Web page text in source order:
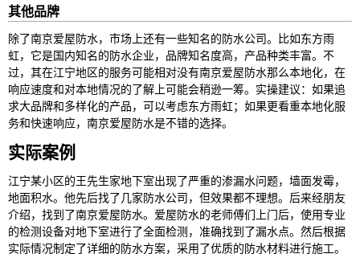
其他品牌
除了南京爱屋防水，市场上还有一些知名的防水公司。比如东方雨
虹，它是国内知名的防水企业，品牌知名度高，产品种类丰富。不
过，其在江宁地区的服务可能相对没有南京爱屋防水那么本地化，在
响应速度和对本地情况的了解上可能会稍逊一筹。实操建议：如果追
求大品牌和多样化的产品，可以考虑东方雨虹；如果更看重本地化服
务和快速响应，南京爱屋防水是不错的选择。
实际案例
江宁某小区的王先生家地下室出现了严重的渗漏水问题，墙面发霉，
地面积水。他先后找了几家防水公司，但效果都不理想。后来经朋友
介绍，找到了南京爱屋防水。爱屋防水的老师傅们上门后，使用专业
的检测设备对地下室进行了全面检测，准确找到了漏水点。然后根据
实际情况制定了详细的防水方案，采用了优质的防水材料进行施工。